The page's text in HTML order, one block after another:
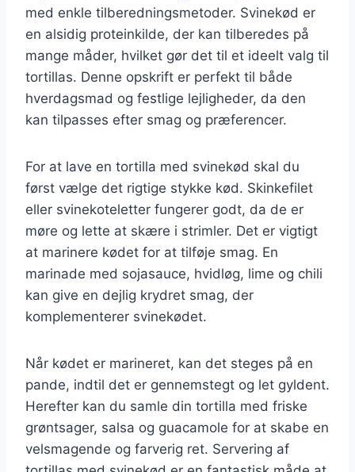
med enkle tilberedningsmetoder. Svinekød er
en alsidig proteinkilde, der kan tilberedes på
mange måder, hvilket gør det til et ideelt valg til
tortillas. Denne opskrift er perfekt til både
hverdagsmad og festlige lejligheder, da den
kan tilpasses efter smag og præferencer.
For at lave en tortilla med svinekød skal du
først vælge det rigtige stykke kød. Skinkefilet
eller svinekoteletter fungerer godt, da de er
møre og lette at skære i strimler. Det er vigtigt
at marinere kødet for at tilføje smag. En
marinade med sojasauce, hvidløg, lime og chili
kan give en dejlig krydret smag, der
komplementerer svinekødet.
Når kødet er marineret, kan det steges på en
pande, indtil det er gennemstegt og let gyldent.
Herefter kan du samle din tortilla med friske
grøntsager, salsa og guacamole for at skabe en
velsmagende og farverig ret. Servering af